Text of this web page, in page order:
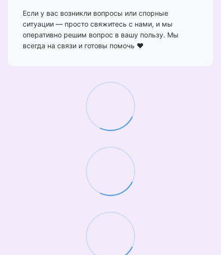
Если у вас возникли вопросы или спорные
ситуации — просто свяжитесь с нами, и мы
оперативно решим вопрос в вашу пользу. Мы
всегда на связи и готовы помочь ❤️